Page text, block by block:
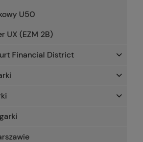
U50
UX (EZM 2B)
Financial District